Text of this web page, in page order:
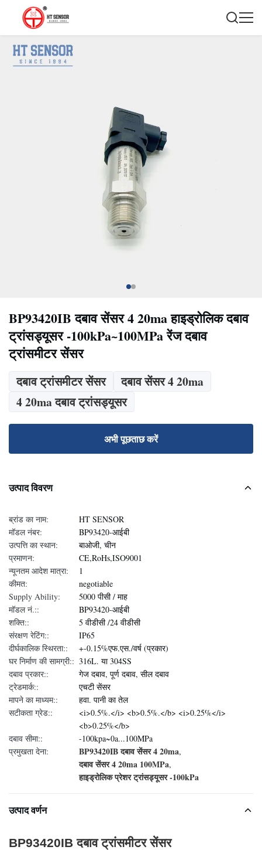
BP93420IB दबाव सेंसर 4 20ma हाइड्रोलिक दबाव
ट्रांसड्यूसर -100kPa~100MPa रेंज दबाव
ट्रांसमीटर सेंसर
दबाव ट्रांसमीटर सेंसर
दबाव सेंसर 4 20ma
4 20ma दबाव ट्रांसड्यूसर
अभी पूछताछ करें
उत्पाद विवरण
ब्रांड का नाम:
HT SENSOR
मॉडल नंबर:
BP93420-आईबी
उत्पत्ति का स्थान:
बाओजी, चीन
प्रमाणन:
CE,RoHs,ISO9001
न्यूनतम आदेश मात्रा:
1
कीमत:
negotiable
Supply Ability:
5000 पीसी / माह
मॉडल नं.::
BP93420-आईबी
शक्ति::
5 वीडीसी /24 वीडीसी
संरक्षण रेटिंग::
IP65
दीर्घकालिक स्थिरता::
+-0.15%एफ.एस./वर्ष (प्रकार)
घर निर्माण की सामग्री:: 316L. या 304SS
दबाव प्रकार::
गेज दबाव, पूर्ण दबाव, सील दबाव
ट्रेडमार्क::
एचटी सेंसर
मापने का माध्यम::
हवा. पानी का तेल
सटीकता ग्रेड::
<i>0.5%.</i> <b>0.5%.</b> <i>0.25%</i>
<b>0.25%</b>
दबाव सीमा::
-100kpa~0a...100MPa
प्रमुखता देना:
BP93420IB दबाव सेंसर 4 20ma,
दबाव सेंसर 4 20ma 100MPa,
हाइड्रोलिक प्रेशर ट्रांसड्यूसर -100kPa
उत्पाद वर्णन
BP93420IB दबाव ट्रांसमीटर सेंसर